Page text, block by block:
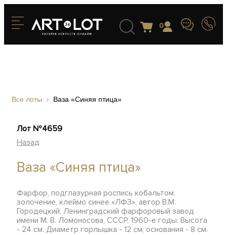
0
Все лоты Ваза «Синяя птица»
Лот №4659
Назад
Ваза «Синяя птица»
Фарфор, подглазурная роспись кобальтом,
золочение, клеймо синее «ЛФЗ», автор В.М.
Городецкий, Ленинградский фарфоровый завод
имени М. В. Ломоносова, СССР, 1960-е годы. Высота
- 24 см. Диаметр горлышка - 12 см, основания - 8 см.